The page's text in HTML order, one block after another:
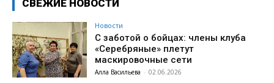
СВЕЖИЕ НОВОСТИ
Новости
С заботой о бойцах: члены клуба
«Серебряные» плетут
маскировочные сети
Алла Васильева - 02.06.2026